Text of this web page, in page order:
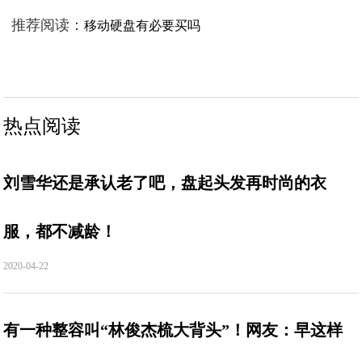
推荐阅读：移动硬盘有必要买吗
热点阅读
刘雪华还是承认老了吧，盘起头发再时尚的衣
服，都不减龄！
2020-04-22
有一种整容叫“林俊杰梳大背头”！网友：早这样